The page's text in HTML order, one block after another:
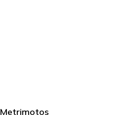
Metrimotos